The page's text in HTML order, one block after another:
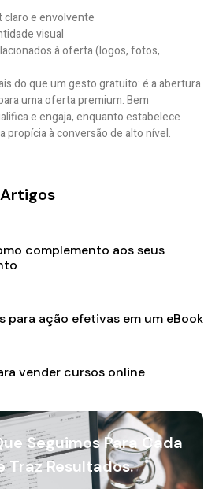
claro e envolvente
visual
à oferta (logos, fotos,
do que um gesto gratuito: é a abertura
uma oferta premium. Bem
e engaja, enquanto estabelece
propícia à conversão de alto nível.
complemento aos seus
para ação efetivas em um eBook
vender cursos online
Seguimos Para Cada
Traz Resultados.